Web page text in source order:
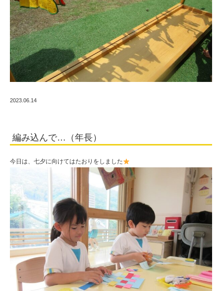
2023.06.14
編み込んで…（年長）
今日は、七夕に向けてはたおりをしました